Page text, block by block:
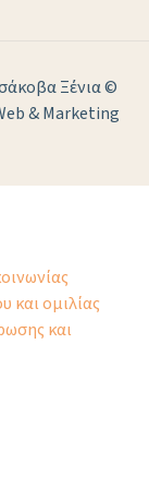
Ξένια ©
& Marketing
ομιλίας
και